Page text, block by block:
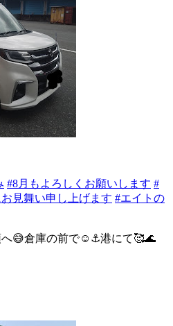
#8月もよろしくお願いします #
見舞い申し上げます #エイトの
😅倉庫の前で☺️⚓️港にて🥰🌊